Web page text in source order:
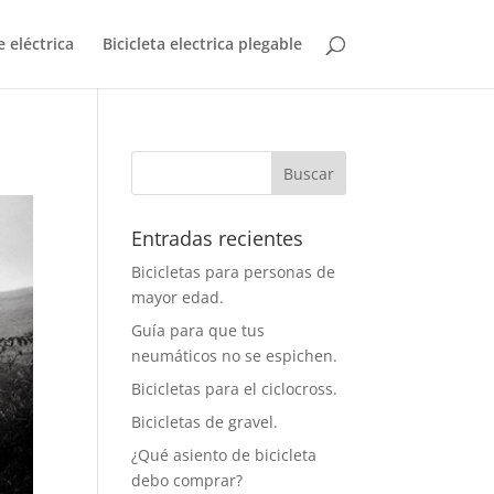
eléctrica Bicicleta electrica plegable
Entradas recientes
Bicicletas para personas de
mayor edad.
Guía para que tus
neumáticos no se espichen.
Bicicletas para el ciclocross.
Bicicletas de gravel.
¿Qué asiento de bicicleta
debo comprar?